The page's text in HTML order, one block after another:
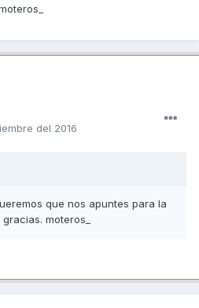
del 2016
que nos apuntes para la
moteros_